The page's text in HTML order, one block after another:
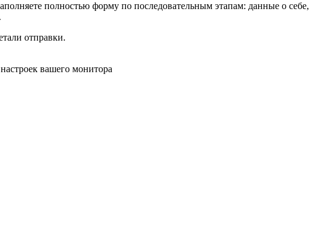
полностью форму по последовательным этапам: данные о себе,
отправки.
вашего монитора